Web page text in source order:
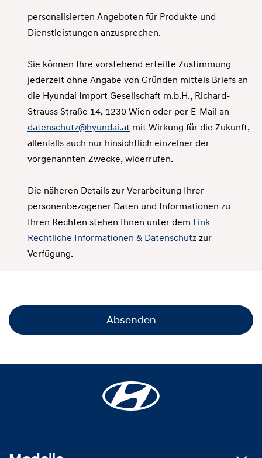
personalisierten Angeboten für Produkte und
Dienstleistungen anzusprechen.
Sie können Ihre vorstehend erteilte Zustimmung
jederzeit ohne Angabe von Gründen mittels Briefs an
die Hyundai Import Gesellschaft m.b.H., Richard-
Strauss Straße 14, 1230 Wien oder per E-Mail an
datenschutz@hyundai.at mit Wirkung für die Zukunft,
allenfalls auch nur hinsichtlich einzelner der
vorgenannten Zwecke, widerrufen.
Die näheren Details zur Verarbeitung Ihrer
personenbezogener Daten und Informationen zu
Ihren Rechten stehen Ihnen unter dem Link
Rechtliche Informationen & Datenschutz zur
Verfügung.
Absenden